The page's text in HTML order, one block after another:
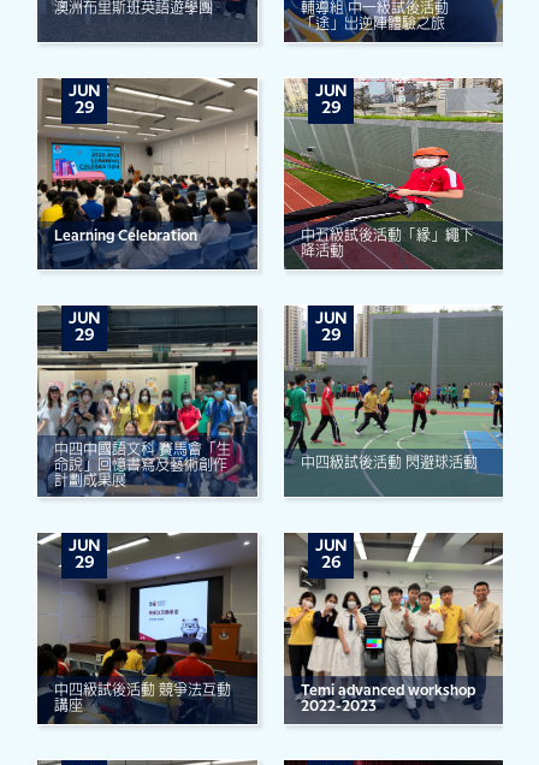
澳洲布里斯班英語遊學團
輔導組 中一級試後活動
「途」出逆陣體驗之旅
JUN
29
Learning Celebration
JUN
29
中五級試後活動「緣」繩下
降活動
JUN
29
中四中國語文科 賽馬會「生
命說」回憶書寫及藝術創作
計劃成果展
JUN
29
中四級試後活動 閃避球活動
JUN
29
中四級試後活動 競爭法互動
講座
JUN
26
Temi advanced workshop
2022-2023